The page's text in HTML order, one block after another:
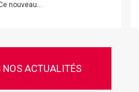
nouveau...
NOS ACTUALITÉS